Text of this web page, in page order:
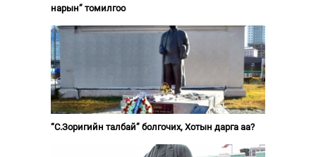
нарын” томилгоо
“С.Зоригийн талбай” болгочих, Хотын дарга аа?